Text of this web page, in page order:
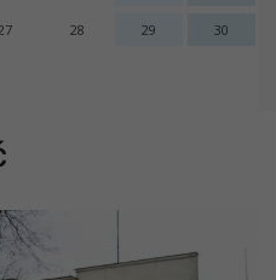
28 29 30
json: